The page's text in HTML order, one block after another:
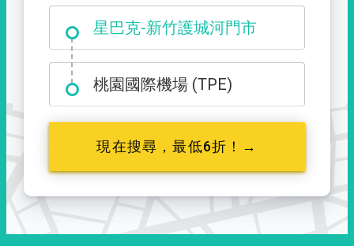
星巴克-新竹護城河門市
大霸尖山登山口
桃園國際機場 (TPE)
現在搜尋，最低6折！→